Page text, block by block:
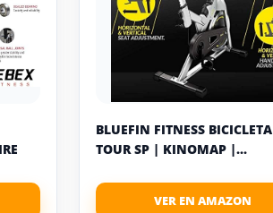
BLUEFIN FITNESS BICICLETA
TOUR SP | KINOMAP |...